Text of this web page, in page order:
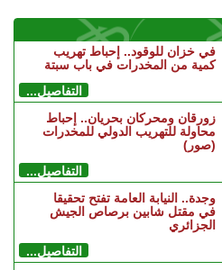
في خزان للوقود.. إحباط تهريب
كمية من المخدرات في باب سبتة
التفاصيل...
زورقان ومحركان بحريان.. إحباط
محاولة للتهريب الدولي للمخدرات
(صور)
التفاصيل...
وجدة.. النيابة العامة تفتح تحقيقا
في مقتل شابين برصاص الجيش
الجزائري
التفاصيل...